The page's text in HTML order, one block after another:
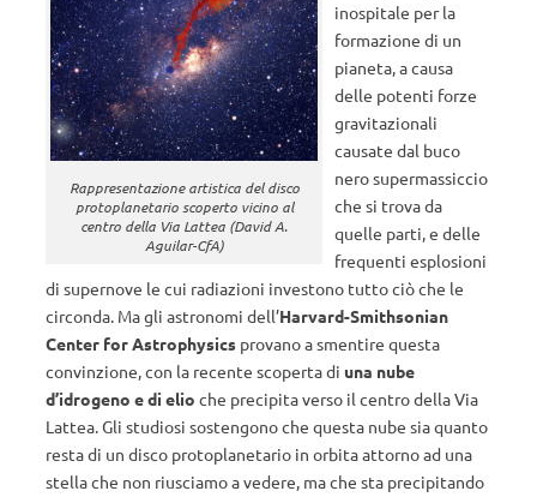
Rappresentazione artistica del disco
protoplanetario scoperto vicino al
centro della Via Lattea (David A.
Aguilar-CfA)
inospitale per la
formazione di un
pianeta, a causa
delle potenti forze
gravitazionali
causate dal buco
nero supermassiccio
che si trova da
quelle parti, e delle
frequenti esplosioni
di supernove le cui radiazioni investono tutto ciò che le
circonda. Ma gli astronomi dell’Harvard-Smithsonian
Center for Astrophysics provano a smentire questa
convinzione, con la recente scoperta di una nube
d’idrogeno e di elio che precipita verso il centro della Via
Lattea. Gli studiosi sostengono che questa nube sia quanto
resta di un disco protoplanetario in orbita attorno ad una
stella che non riusciamo a vedere, ma che sta precipitando